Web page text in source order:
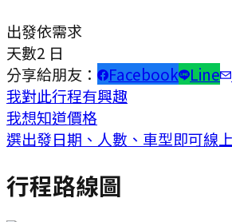
出發依需求
天數2 日
分享給朋友：
Facebook Line
我對此行程有興趣
我想知道價格
選出發日期、人數、車型即可線
行程路線圖